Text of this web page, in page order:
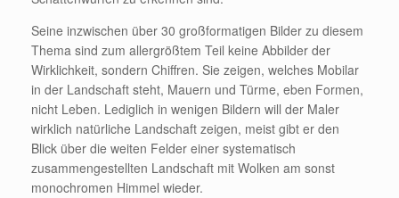
Seine inzwischen über 30 großformatigen Bilder zu diesem
Thema sind zum allergrößtem Teil keine Abbilder der
Wirklichkeit, sondern Chiffren. Sie zeigen, welches Mobilar
in der Landschaft steht, Mauern und Türme, eben Formen,
nicht Leben. Lediglich in wenigen Bildern will der Maler
wirklich natürliche Landschaft zeigen, meist gibt er den
Blick über die weiten Felder einer systematisch
zusammengestellten Landschaft mit Wolken am sonst
monochromen Himmel wieder.